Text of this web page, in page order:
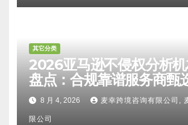
其它分类
2026亚马逊不侵权分析
盘点：合规靠谱服务商甄
避坑FAQ及标杆机构实力
8 月 4, 2026 麦幸跨境咨询有限公司,
限公司